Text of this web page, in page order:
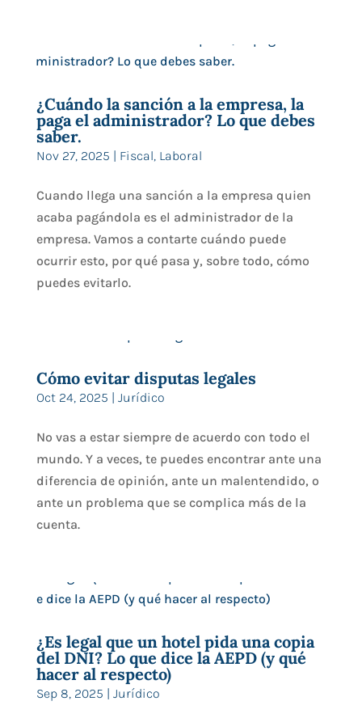
¿Cuándo la sanción a la empresa, la
paga el administrador? Lo que debes
saber.
Nov 27, 2025 | Fiscal, Laboral
Cuando llega una sanción a la empresa quien
acaba pagándola es el administrador de la
empresa. Vamos a contarte cuándo puede
ocurrir esto, por qué pasa y, sobre todo, cómo
puedes evitarlo.
Cómo evitar disputas legales
Oct 24, 2025 | Jurídico
No vas a estar siempre de acuerdo con todo el
mundo. Y a veces, te puedes encontrar ante una
diferencia de opinión, ante un malentendido, o
ante un problema que se complica más de la
cuenta.
¿Es legal que un hotel pida una copia
del DNI? Lo que dice la AEPD (y qué
hacer al respecto)
Sep 8, 2025 | Jurídico